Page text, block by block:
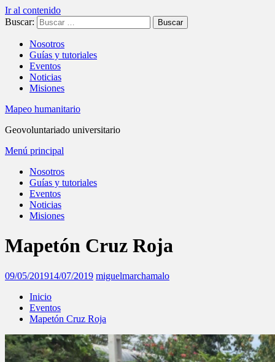
Ir al contenido
Buscar:
Nosotros
Guías y tutoriales
Eventos
Noticias
Misiones
Mapeo humanitario
Geovoluntariado universitario
Menú principal
Nosotros
Guías y tutoriales
Eventos
Noticias
Misiones
Mapetón Cruz Roja
09/05/201914/07/2019 miguelmarchamalo
Inicio
Eventos
Mapetón Cruz Roja